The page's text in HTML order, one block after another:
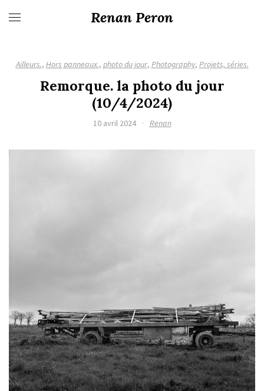
Renan Peron
Ailleurs., Hors panneaux., photo du jour, Photography, Projets, séries.
Remorque. la photo du jour
(10/4/2024)
10 avril 2024 · Renan